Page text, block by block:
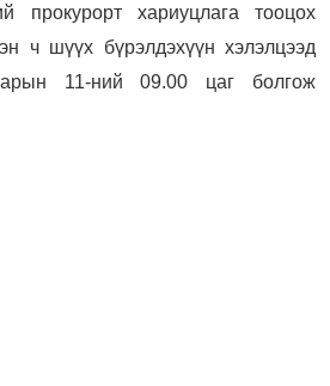
прокурорт хариуцлага тооцох
ч шүүх бүрэлдэхүүн хэлэлцээд
11-ний 09.00 цаг болгож